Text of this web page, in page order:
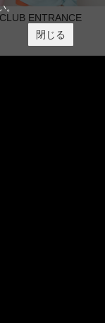
ENTRANCE
閉じる